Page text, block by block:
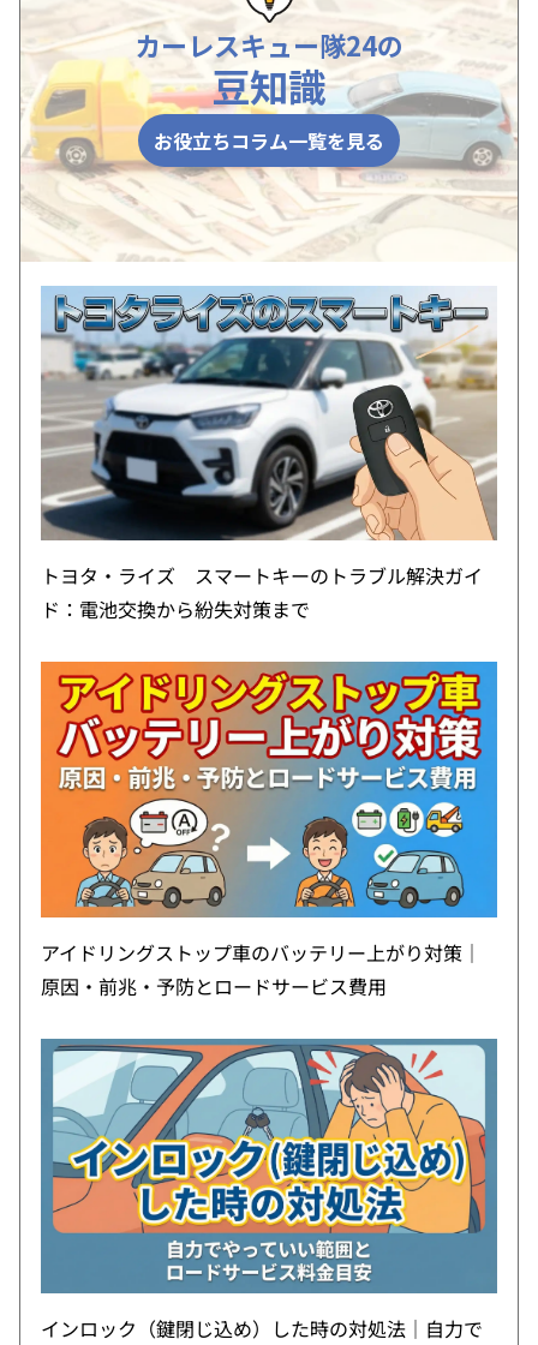
カーレスキュー隊24の
豆知識
お役立ちコラム一覧を見る
トヨタ・ライズ スマートキーのトラブル解決ガイ
ド：電池交換から紛失対策まで
アイドリングストップ車のバッテリー上がり対策｜
原因・前兆・予防とロードサービス費用
インロック（鍵閉じ込め）した時の対処法｜自力で